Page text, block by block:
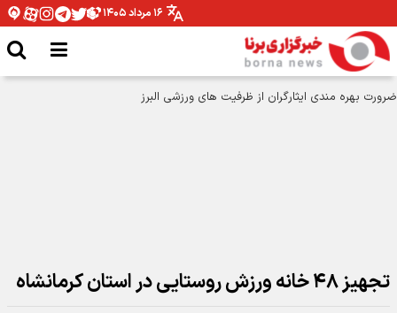
۱۶ مرداد ۱۴۰۵
تجهیز ۴۸ خانه ورزش روستایی در استان کرمانشاه